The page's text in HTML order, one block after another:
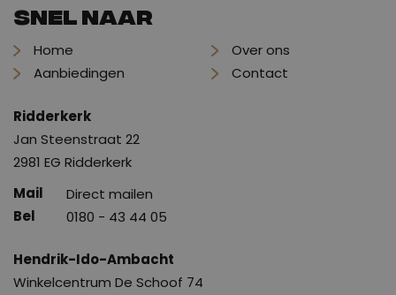
Snel naar
Home
Aanbiedingen
Over ons
Contact
Ridderkerk
Jan Steenstraat 22
2981 EG Ridderkerk
Direct mailen
0180 - 43 44 05
Hendrik-Ido-Ambacht
Winkelcentrum De Schoof 74